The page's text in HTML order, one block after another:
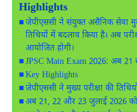
Highlights
जेपीएससी ने संयुक्त असैनिक सेवा
तिथियों में बदलाव किया है। अब
आयोजित होगी।
JPSC Main Exam 2026: अब 21
Key Highlights
जेपीएससी ने मुख्य परीक्षा की
अब 21, 22 और 23 जुलाई 2026 को